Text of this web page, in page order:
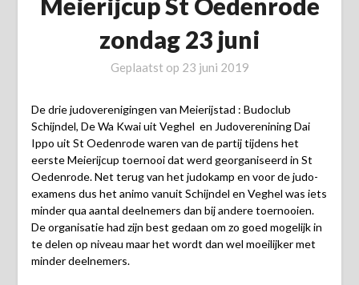
zondag 23 juni
Geplaatst op 23 juni 2019
De drie judoverenigingen van Meierijstad : Budoclub
Schijndel, De Wa Kwai uit Veghel en Judoverenining Dai
Ippo uit St Oedenrode waren van de partij tijdens het
eerste Meierijcup toernooi dat werd georganiseerd in St
Oedenrode. Net terug van het judokamp en voor de judo-
examens dus het animo vanuit Schijndel en Veghel was iets
minder qua aantal deelnemers dan bij andere toernooien.
De organisatie had zijn best gedaan om zo goed mogelijk in
te delen op niveau maar het wordt dan wel moeilijker met
minder deelnemers.